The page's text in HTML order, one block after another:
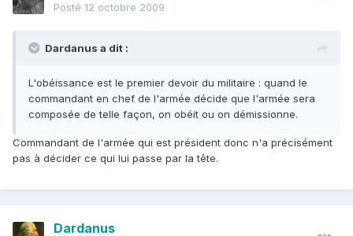
Posté 12 octobre 2009
Dardanus a dit :
L'obéissance est le premier devoir du militaire : quand le
commandant en chef de l'armée décide que l'armée sera
composée de telle façon, on obéit ou on démissionne.
Commandant de l'armée qui est président donc n'a précisément
pas à décider ce qui lui passe par la tête.
Dardanus